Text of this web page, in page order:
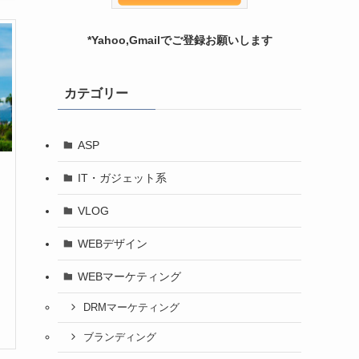
*Yahoo,Gmailでご登録お願いします
カテゴリー
ASP
IT・ガジェット系
VLOG
WEBデザイン
WEBマーケティング
DRMマーケティング
ブランディング